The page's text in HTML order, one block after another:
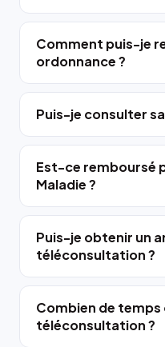
Comment puis-je
ordonnance ?
Puis-je consulter
Est-ce remboursé
Maladie ?
Puis-je obtenir un
téléconsultation ?
Combien de temps
téléconsultation ?